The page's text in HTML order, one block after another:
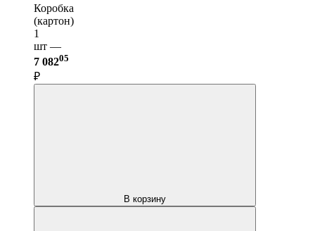
Коробка
(картон)
1
шт —
7 08205
₽
В корзину